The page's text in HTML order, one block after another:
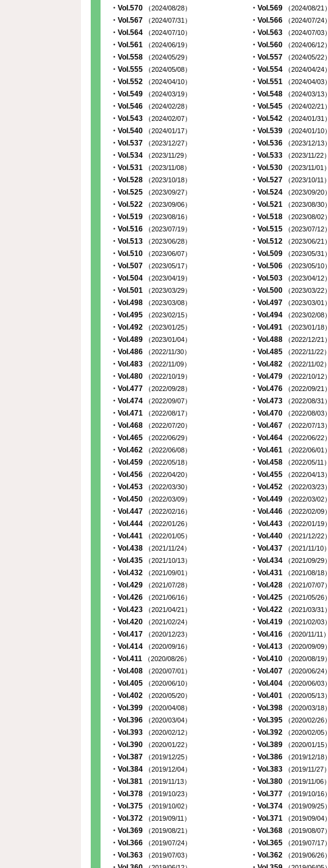
・Vol.570 （2024/08/28） ・Vol.569 （2024/08/21）
・Vol.567 （2024/07/31） ・Vol.566 （2024/07/24）
・Vol.564 （2024/07/10） ・Vol.563 （2024/07/03）
・Vol.561 （2024/06/19） ・Vol.560 （2024/06/12）
・Vol.558 （2024/05/29） ・Vol.557 （2024/05/22）
・Vol.555 （2024/05/08） ・Vol.554 （2024/04/24）
・Vol.552 （2024/04/10） ・Vol.551 （2024/04/03）
・Vol.549 （2024/03/19） ・Vol.548 （2024/03/13）
・Vol.546 （2024/02/28） ・Vol.545 （2024/02/21）
・Vol.543 （2024/02/07） ・Vol.542 （2024/01/31）
・Vol.540 （2024/01/17） ・Vol.539 （2024/01/10）
・Vol.537 （2023/12/27） ・Vol.536 （2023/12/13）
・Vol.534 （2023/11/29） ・Vol.533 （2023/11/22）
・Vol.531 （2023/11/08） ・Vol.530 （2023/11/01）
・Vol.528 （2023/10/18） ・Vol.527 （2023/10/11）
・Vol.525 （2023/09/27） ・Vol.524 （2023/09/20）
・Vol.522 （2023/09/06） ・Vol.521 （2023/08/30）
・Vol.519 （2023/08/16） ・Vol.518 （2023/08/02）
・Vol.516 （2023/07/19） ・Vol.515 （2023/07/12）
・Vol.513 （2023/06/28） ・Vol.512 （2023/06/21）
・Vol.510 （2023/06/07） ・Vol.509 （2023/05/31）
・Vol.507 （2023/05/17） ・Vol.506 （2023/05/10）
・Vol.504 （2023/04/19） ・Vol.503 （2023/04/12）
・Vol.501 （2023/03/29） ・Vol.500 （2023/03/22）
・Vol.498 （2023/03/08） ・Vol.497 （2023/03/01）
・Vol.495 （2023/02/15） ・Vol.494 （2023/02/08）
・Vol.492 （2023/01/25） ・Vol.491 （2023/01/18）
・Vol.489 （2023/01/04） ・Vol.488 （2022/12/21）
・Vol.486 （2022/11/30） ・Vol.485 （2022/11/22）
・Vol.483 （2022/11/09） ・Vol.482 （2022/11/02）
・Vol.480 （2022/10/19） ・Vol.479 （2022/10/12）
・Vol.477 （2022/09/28） ・Vol.476 （2022/09/21）
・Vol.474 （2022/09/07） ・Vol.473 （2022/08/31）
・Vol.471 （2022/08/17） ・Vol.470 （2022/08/03）
・Vol.468 （2022/07/20） ・Vol.467 （2022/07/13）
・Vol.465 （2022/06/29） ・Vol.464 （2022/06/22）
・Vol.462 （2022/06/08） ・Vol.461 （2022/06/01）
・Vol.459 （2022/05/18） ・Vol.458 （2022/05/11）
・Vol.456 （2022/04/20） ・Vol.455 （2022/04/13）
・Vol.453 （2022/03/30） ・Vol.452 （2022/03/23）
・Vol.450 （2022/03/09） ・Vol.449 （2022/03/02）
・Vol.447 （2022/02/16） ・Vol.446 （2022/02/09）
・Vol.444 （2022/01/26） ・Vol.443 （2022/01/19）
・Vol.441 （2022/01/05） ・Vol.440 （2021/12/22）
・Vol.438 （2021/11/24） ・Vol.437 （2021/11/10）
・Vol.435 （2021/10/13） ・Vol.434 （2021/09/29）
・Vol.432 （2021/09/01） ・Vol.431 （2021/08/18）
・Vol.429 （2021/07/28） ・Vol.428 （2021/07/07）
・Vol.426 （2021/06/16） ・Vol.425 （2021/05/26）
・Vol.423 （2021/04/21） ・Vol.422 （2021/03/31）
・Vol.420 （2021/02/24） ・Vol.419 （2021/02/03）
・Vol.417 （2020/12/23） ・Vol.416 （2020/11/11）
・Vol.414 （2020/09/16） ・Vol.413 （2020/09/09）
・Vol.411 （2020/08/26） ・Vol.410 （2020/08/19）
・Vol.408 （2020/07/01） ・Vol.407 （2020/06/24）
・Vol.405 （2020/06/10） ・Vol.404 （2020/06/03）
・Vol.402 （2020/05/20） ・Vol.401 （2020/05/13）
・Vol.399 （2020/04/08） ・Vol.398 （2020/03/18）
・Vol.396 （2020/03/04） ・Vol.395 （2020/02/26）
・Vol.393 （2020/02/12） ・Vol.392 （2020/02/05）
・Vol.390 （2020/01/22） ・Vol.389 （2020/01/15）
・Vol.387 （2019/12/25） ・Vol.386 （2019/12/18）
・Vol.384 （2019/12/04） ・Vol.383 （2019/11/27）
・Vol.381 （2019/11/13） ・Vol.380 （2019/11/06）
・Vol.378 （2019/10/23） ・Vol.377 （2019/10/16）
・Vol.375 （2019/10/02） ・Vol.374 （2019/09/25）
・Vol.372 （2019/09/11） ・Vol.371 （2019/09/04）
・Vol.369 （2019/08/21） ・Vol.368 （2019/08/07）
・Vol.366 （2019/07/24） ・Vol.365 （2019/07/17）
・Vol.363 （2019/07/03） ・Vol.362 （2019/06/26）